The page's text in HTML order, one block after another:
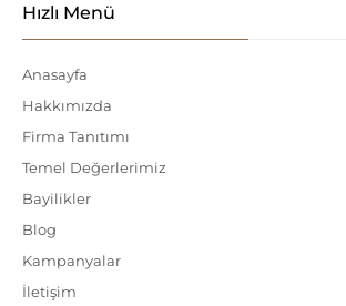
Hızlı Menü
Anasayfa
Hakkımızda
Firma Tanıtımı
Temel Değerlerimiz
Bayilikler
Blog
Kampanyalar
İletişim